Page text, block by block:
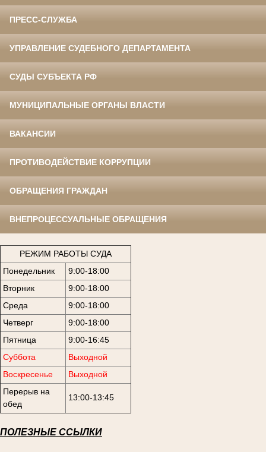
ПРЕСС-СЛУЖБА
УПРАВЛЕНИЕ СУДЕБНОГО ДЕПАРТАМЕНТА
СУДЫ СУБЪЕКТА РФ
МУНИЦИПАЛЬНЫЕ ОРГАНЫ ВЛАСТИ
ВАКАНСИИ
ПРОТИВОДЕЙСТВИЕ КОРРУПЦИИ
ОБРАЩЕНИЯ ГРАЖДАН
ВНЕПРОЦЕССУАЛЬНЫЕ ОБРАЩЕНИЯ
РЕЖИМ РАБОТЫ СУДА
Понедельник
9:00-18:00
Вторник
9:00-18:00
Среда
9:00-18:00
Четверг
9:00-18:00
Пятница
9:00-16:45
Суббота
Выходной
Воскресенье
Выходной
Перерыв на
обед
13:00-13:45
ПОЛЕЗНЫЕ ССЫЛКИ